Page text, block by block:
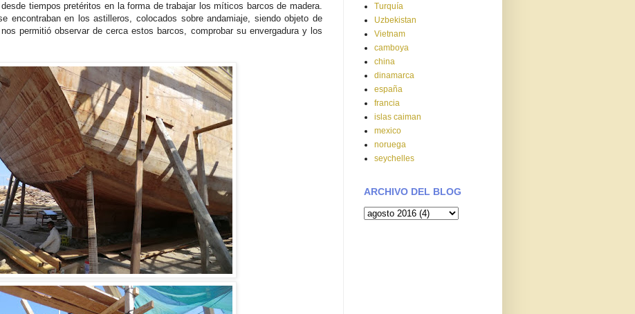
tiempos pretéritos en la forma de trabajar los míticos barcos de madera.
encontraban en los astilleros, colocados sobre andamiaje, siendo objeto de
permitió observar de cerca estos barcos, comprobar su envergadura y los
Turquía
Uzbekistan
Vietnam
camboya
china
dinamarca
españa
francia
islas caiman
mexico
noruega
seychelles
ARCHIVO DEL BLOG